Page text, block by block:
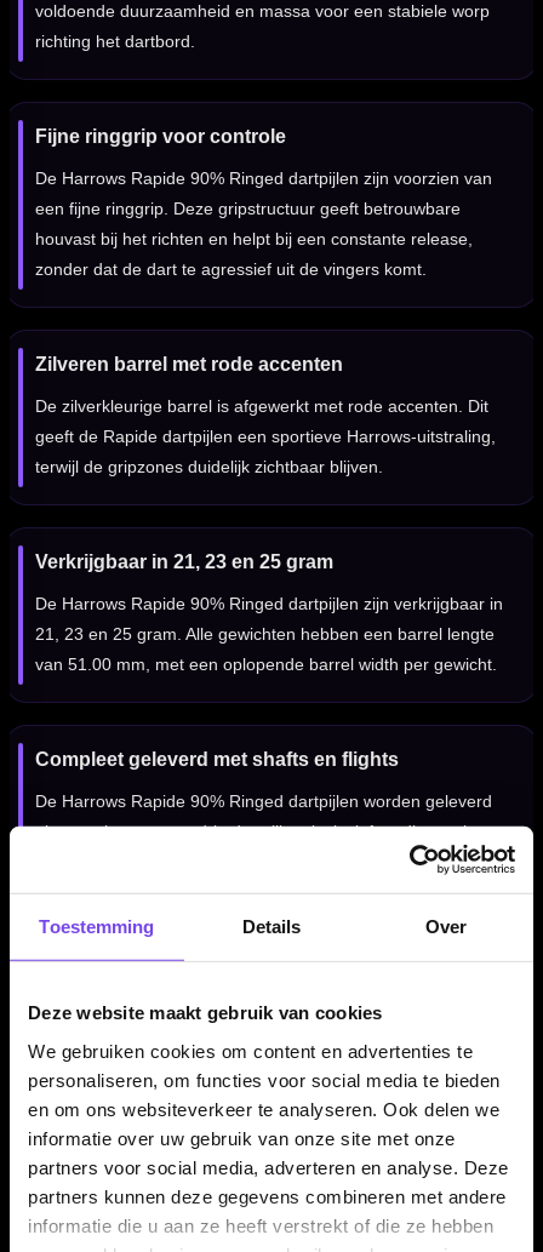
Toestemming Details Over
Deze website maakt gebruik van cookies
We gebruiken cookies om content en advertenties te
personaliseren, om functies voor social media te bieden
en om ons websiteverkeer te analyseren. Ook delen we
informatie over uw gebruik van onze site met onze
partners voor social media, adverteren en analyse. Deze
partners kunnen deze gegevens combineren met andere
informatie die u aan ze heeft verstrekt of die ze hebben
voldoende duurzaamheid en massa voor een stabiele worp
richting het dartbord.
Fijne ringgrip voor controle
De Harrows Rapide 90% Ringed dartpijlen zijn voorzien van
een fijne ringgrip. Deze gripstructuur geeft betrouwbare
houvast bij het richten en helpt bij een constante release,
zonder dat de dart te agressief uit de vingers komt.
Zilveren barrel met rode accenten
De zilverkleurige barrel is afgewerkt met rode accenten. Dit
geeft de Rapide dartpijlen een sportieve Harrows-uitstraling,
terwijl de gripzones duidelijk zichtbaar blijven.
Verkrijgbaar in 21, 23 en 25 gram
De Harrows Rapide 90% Ringed dartpijlen zijn verkrijgbaar in
21, 23 en 25 gram. Alle gewichten hebben een barrel lengte
van 51.00 mm, met een oplopende barrel width per gewicht.
Compleet geleverd met shafts en flights
De Harrows Rapide 90% Ringed dartpijlen worden geleverd
als complete set van drie dartpijlen, inclusief medium nylon
shafts en Harrows flights. Daardoor kun je direct spelen met
een complete Harrows setup.
✓ Originele Harrows Rapide steeltip dartpijlen
✓ Gemaakt van 90% tungsten
✓ Fijne ringgrip voor controle
✓ Zilveren barrel met rode accenten
✓ Verkrijgbaar in 21, 23 en 25 gram
✓
✓
Inclusief medium nylon shafts en Harrows flights
Geleverd als complete set van 3 dartpijlen